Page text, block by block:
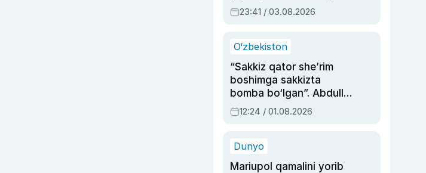
ayolga sud hukmi o‘qildi
23:41 / 03.08.2026
O‘zbekiston
“Sakkiz qator she’rim
boshimga sakkizta
bomba bo‘lgan”. Abdulla
Oripovni siyosiy
ayblovlardan asrab
12:24 / 01.08.2026
Dunyo
Mariupol qamalini yorib